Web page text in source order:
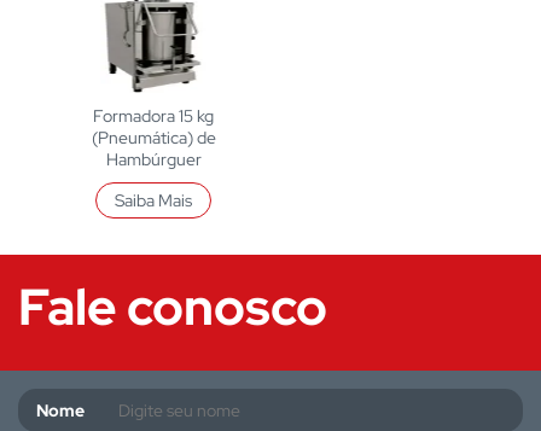
Formadora 15 kg
(Pneumática) de
Hambúrguer
Saiba Mais
Fale conosco
Nome